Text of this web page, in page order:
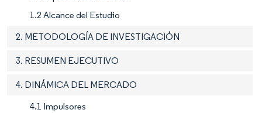
1.2 Alcance del Estudio
2. METODOLOGÍA DE INVESTIGACIÓN
3. RESUMEN EJECUTIVO
4. DINÁMICA DEL MERCADO
4.1 Impulsores